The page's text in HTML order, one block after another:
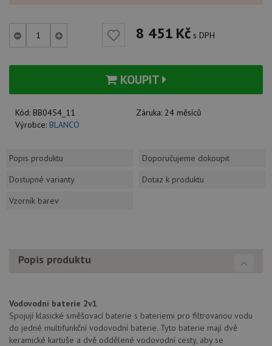
8 451 Kč s DPH
KOUPIT
Kód: BB0454_11 Záruka: 24 měsíců
Výrobce: BLANCO
Popis produktu
Doporučujeme dokoupit
Dostupné varianty
Dotaz k produktu
Vzorník barev
Popis produktu
Vodovodní baterie 2v1
Spojují klasické směšovací baterie s bateriemi pro filtrovanou vodu
do jedné multifunkční vodovodní baterie. Tyto baterie mají dvě
keramické kartuše a dvě oddělené vodovodní cesty, aby se